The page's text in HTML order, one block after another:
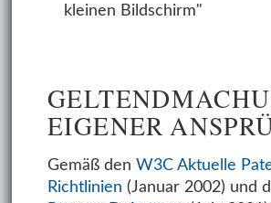
kleinen Bildschirm"
EIGENER
Gemäß den W3C Aktuelle
Richtlinien (Januar 2002) und